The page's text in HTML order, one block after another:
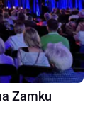
Zamku